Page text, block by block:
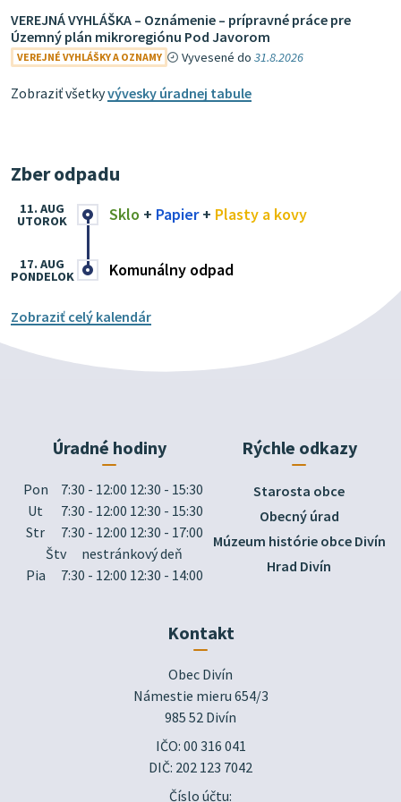
VEREJNÁ VYHLÁŠKA – Oznámenie – prípravné práce pre
Územný plán mikroregiónu Pod Javorom
VEREJNÉ VYHLÁŠKY A OZNAMY Vyvesené do31.8.2026
Zobraziť všetkyvývesky úradnej tabule
Zber odpadu
Sklo + Papier+ Plasty a kovy
11. AUG
UTOROK
Komunálny odpad
17. AUG
PONDELOK
Zobraziť celý kalendár
Úradné hodiny
Pon
7:30 - 12:00 12:30 - 15:30
Ut
7:30 - 12:00 12:30 - 15:30
Str
7:30 - 12:00 12:30 - 17:00
Štv
nestránkový deň
Pia
7:30 - 12:00 12:30 - 14:00
Rýchle odkazy
Starosta obce
Obecný úrad
Múzeum histórie obce Divín
Hrad Divín
Kontakt
Obec Divín
Námestie mieru 654/3
985 52 Divín
IČO: 00 316 041
DIČ: 202 123 7042
Číslo účtu: